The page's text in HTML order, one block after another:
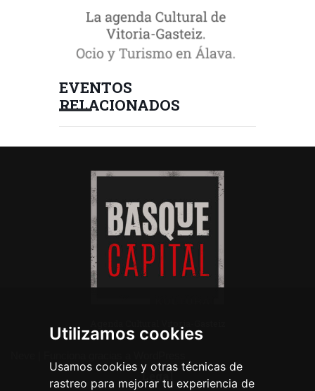
Utilizamos cookies
Usamos cookies y otras técnicas de
rastreo para mejorar tu experiencia de
EVENTOS
RELACIONADOS
Legal